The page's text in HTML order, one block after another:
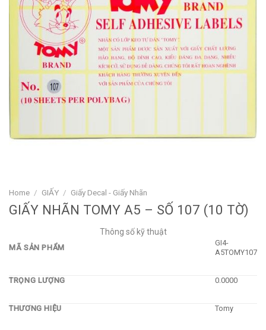
Home / GIẤY / Giấy Decal - Giấy Nhãn
GIẤY NHÃN TOMY A5 – SỐ 107 (10 TỜ)
Thông số kỹ thuật
MÃ SẢN PHẨM
GI4-
A5TOMY107
TRỌNG LƯỢNG 0.0000
THƯƠNG HIỆU Tomy